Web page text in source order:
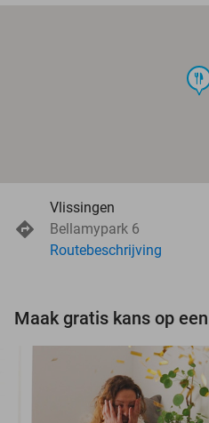
food
Vlissingen
Bellamypark 6
Routebeschrijving